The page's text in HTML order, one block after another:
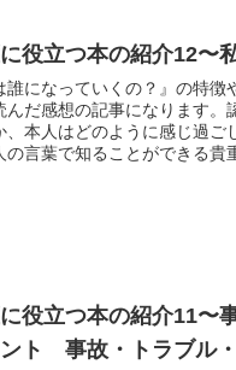
役立つ本の紹介12〜
誰になっていくの？』の特徴
んだ感想の記事になります。
、本人はどのように感じ過ご
の言葉で知ることができる貴
役立つ本の紹介11〜
ト 事故・トラブル